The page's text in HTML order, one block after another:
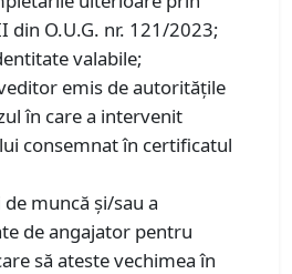
din O.U.G. nr. 121/2023;
valabile;
emis de autoritățile
în care a intervenit
consemnat în certificatul
muncă şi/sau a
de angajator pentru
să ateste vechimea în